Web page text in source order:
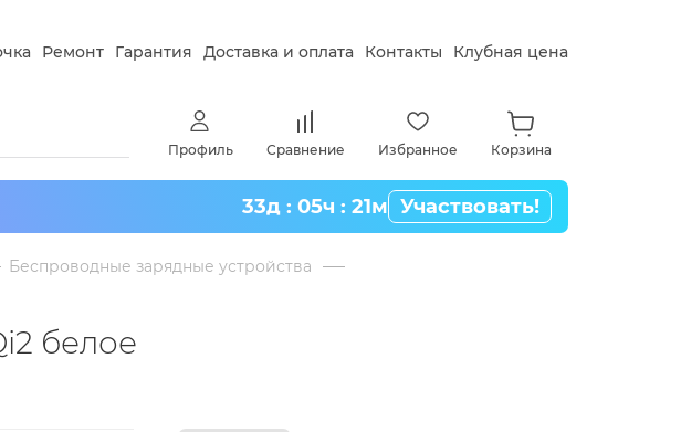
Ремонт Гарантия Доставка и оплата Контакты Клубная цена
Профиль Сравнение Избранное Корзина
33д : 05ч : 21м Участвовать!
Беспроводные зарядные устройства
белое